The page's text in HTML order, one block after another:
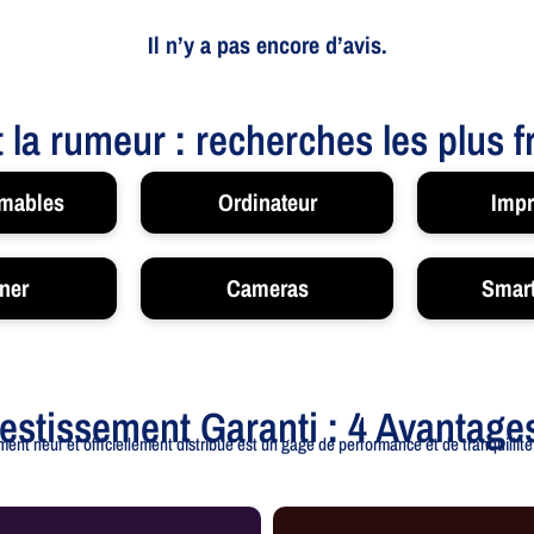
Il n’y a pas encore d’avis.
rumeur : recherches les plus
Ordinateur
Cameras
Garanti : 4
neuf et officiellement distribué est un gage de performance et de